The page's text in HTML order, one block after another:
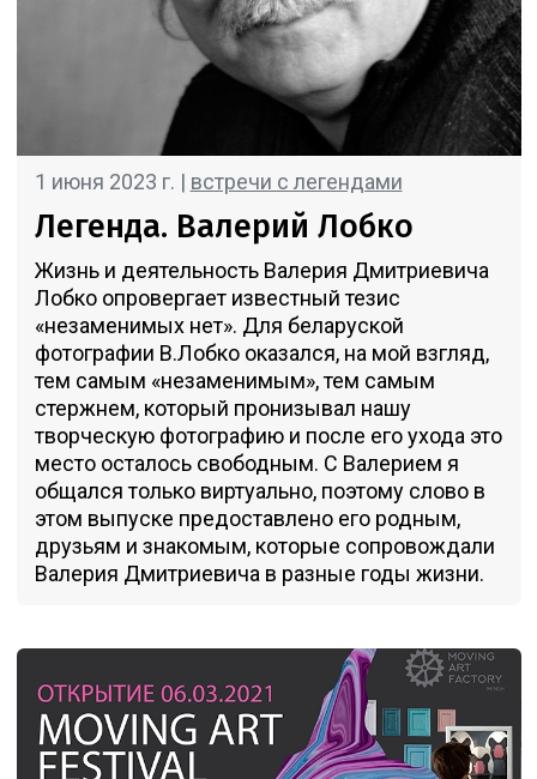
1 июня 2023 г. | встречи с легендами
Легенда. Валерий Лобко
Жизнь и деятельность Валерия Дмитриевича
Лобко опровергает известный тезис
«незаменимых нет». Для беларуской
фотографии В.Лобко оказался, на мой взгляд,
тем самым «незаменимым», тем самым
стержнем, который пронизывал нашу
творческую фотографию и после его ухода это
место осталось свободным. С Валерием я
общался только виртуально, поэтому слово в
этом выпуске предоставлено его родным,
друзьям и знакомым, которые сопровождали
Валерия Дмитриевича в разные годы жизни.